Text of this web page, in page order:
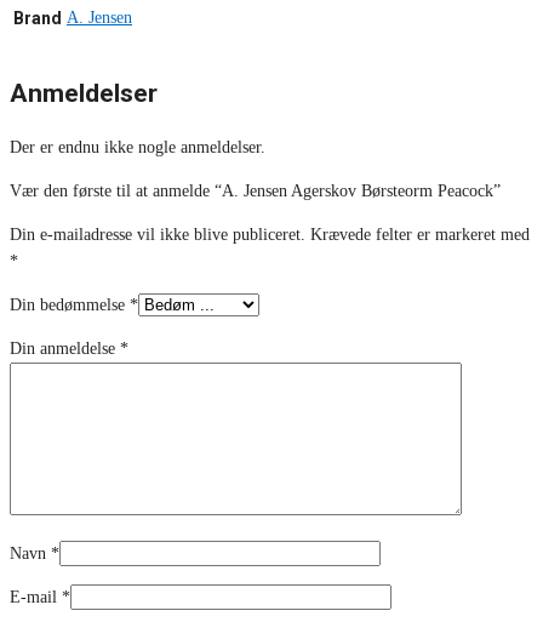
Brand A. Jensen
Anmeldelser
Der er endnu ikke nogle anmeldelser.
Vær den første til at anmelde “A. Jensen Agerskov Børsteorm Peacock”
Din e-mailadresse vil ikke blive publiceret. Krævede felter er markeret med
*
Din bedømmelse *
Din anmeldelse *
Navn *
E-mail *